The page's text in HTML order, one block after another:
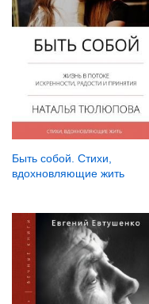
Быть собой. Стихи,
вдохновляющие жить